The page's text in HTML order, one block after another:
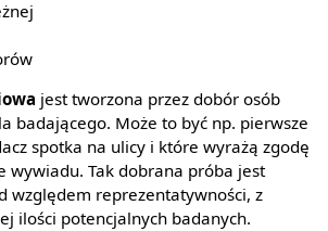
jest tworzona przez dobór osób
badającego. Może to być np. pierwsze
spotka na ulicy i które wyrażą zgodę
wywiadu. Tak dobrana próba jest
względem reprezentatywności, z
ilości potencjalnych badanych.